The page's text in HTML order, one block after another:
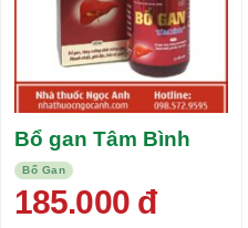
Bổ Gan
Bổ gan Tâm Bình
185.000đ